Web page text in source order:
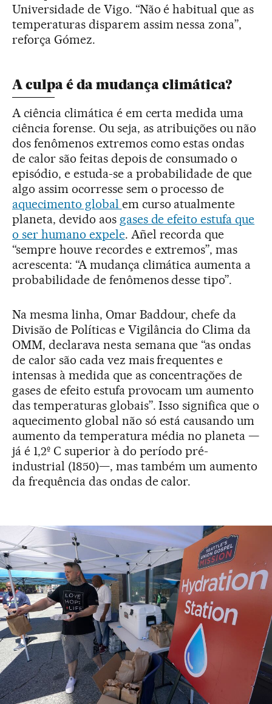
Universidade de Vigo. “Não é habitual que as
temperaturas disparem assim nessa zona”,
reforça Gómez.
A culpa é da mudança climática?
A ciência climática é em certa medida uma
ciência forense. Ou seja, as atribuições ou não
dos fenômenos extremos como estas ondas
de calor são feitas depois de consumado o
episódio, e estuda-se a probabilidade de que
algo assim ocorresse sem o processo de
aquecimento global em curso atualmente
planeta, devido aos gases de efeito estufa que
o ser humano expele. Añel recorda que
“sempre houve recordes e extremos”, mas
acrescenta: “A mudança climática aumenta a
probabilidade de fenômenos desse tipo”.
Na mesma linha, Omar Baddour, chefe da
Divisão de Políticas e Vigilância do Clima da
OMM, declarava nesta semana que “as ondas
de calor são cada vez mais frequentes e
intensas à medida que as concentrações de
gases de efeito estufa provocam um aumento
das temperaturas globais”. Isso significa que o
aquecimento global não só está causando um
aumento da temperatura média no planeta —
já é 1,2º C superior à do período pré-
industrial (1850)—, mas também um aumento
da frequência das ondas de calor.